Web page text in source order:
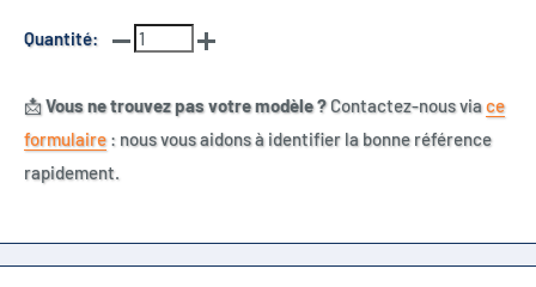
Quantité:
📩Vous ne trouvez pas votre modèle ?Contactez-nous viace
formulaire : nous vous aidons à identifier la bonne référence
rapidement.